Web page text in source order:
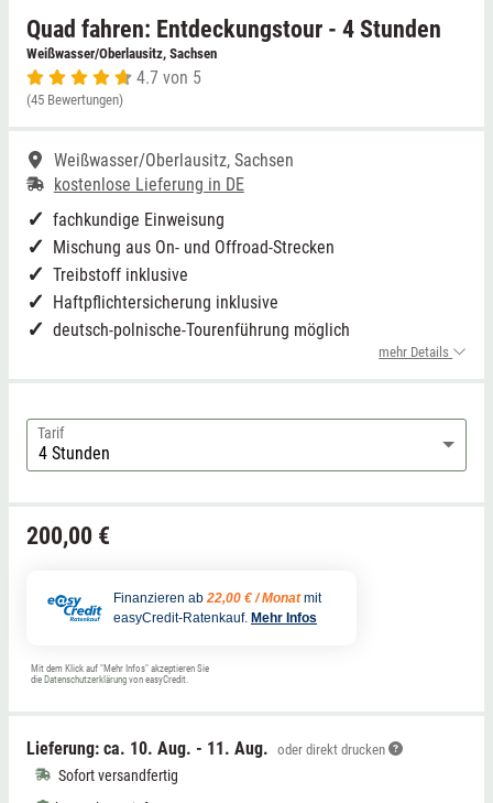
Quad fahren: Entdeckungstour - 4 Stunden
Weißwasser/Oberlausitz, Sachsen
4.7 von 5
(45 Bewertungen)
Weißwasser/Oberlausitz, Sachsen
kostenlose Lieferung in DE
fachkundige Einweisung
Mischung aus On- und Offroad-Strecken
Treibstoff inklusive
Haftpflichtersicherung inklusive
deutsch-polnische-Tourenführung möglich
mehr Details
Tarif
200,00 €
Finanzieren ab 22,00 € / Monat mit
easyCredit-Ratenkauf. Mehr Infos
Mit dem Klick auf "Mehr Infos" akzeptieren Sie
die Datenschutzerklärung von easyCredit.
Lieferung: ca. 10. Aug. - 11. Aug. oder direkt drucken
Sofort versandfertig
Niedersachsen
NRW
Rheinland-Pfalz
Saarland
Sachsen
Sachsen-Anhalt
Thüringen
Grimmen (MV)
Rostock/Sanitz (MV)
Knüllwald (Hessen)